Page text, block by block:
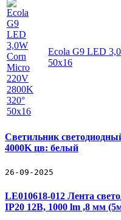
Ecola G9 LED
50x16
Светильник
4000K цв: белый
26-09-2025
LE010618-012 Лента
IP20 12В, 1000 lm ,8 мм